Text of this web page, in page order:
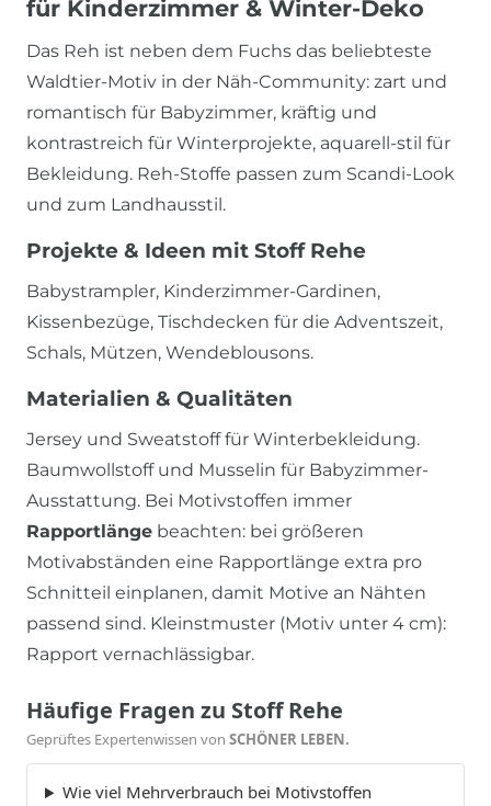
für Kinderzimmer & Winter-Deko
Das Reh ist neben dem Fuchs das beliebteste
Waldtier-Motiv in der Näh-Community: zart und
romantisch für Babyzimmer, kräftig und
kontrastreich für Winterprojekte, aquarell-stil für
Bekleidung. Reh-Stoffe passen zum Scandi-Look
und zum Landhausstil.
Projekte & Ideen mit Stoff Rehe
Babystrampler, Kinderzimmer-Gardinen,
Kissenbezüge, Tischdecken für die Adventszeit,
Schals, Mützen, Wendeblousons.
Materialien & Qualitäten
Jersey und Sweatstoff für Winterbekleidung.
Baumwollstoff und Musselin für Babyzimmer-
Ausstattung. Bei Motivstoffen immer
Rapportlänge beachten: bei größeren
Motivabständen eine Rapportlänge extra pro
Schnitteil einplanen, damit Motive an Nähten
passend sind. Kleinstmuster (Motiv unter 4 cm):
Rapport vernachlässigbar.
Häufige Fragen zu Stoff Rehe
Geprüftes Expertenwissen von SCHÖNER LEBEN.
Wie viel Mehrverbrauch bei Motivstoffen